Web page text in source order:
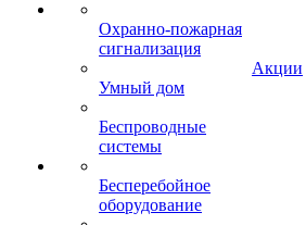
Охранно-пожарная
сигнализация
Умный дом
Беспроводные
системы
Бесперебойное
оборудование
Акции